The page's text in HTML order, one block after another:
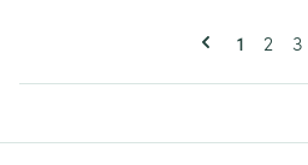
U lees
1 2 3